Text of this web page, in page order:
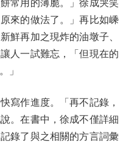
常用的薄脆。」徐成哭笑
來的做法了。」再比如嵊
鮮再加之現炸的油墩子、
人一試難忘，「但現在的
」
作進度。「再不記錄，
。在書中，徐成不僅詳細
錄了與之相關的方言詞彙